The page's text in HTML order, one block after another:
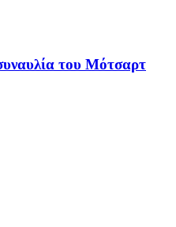
του Μότσαρτ